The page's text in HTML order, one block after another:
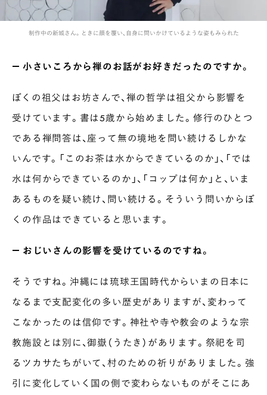
制作中の新城さん。ときに顔を覆い、自身に問いかけているような姿もみられた
― 小さいころから禅のお話がお好きだったのですか。
ぼくの祖父はお坊さんで、禅の哲学は祖父から影響を
受けています。書は5歳から始めました。修行のひとつ
である禅問答は、座って無の境地を問い続けるしかな
いんです。「このお茶は水からできているのか」、「では
水は何からできているのか」、「コップは何か」と、いま
あるものを疑い続け、問い続ける。そういう問いからぼ
くの作品はできていると思います。
― おじいさんの影響を受けているのですね。
そうですね。沖縄には琉球王国時代からいまの日本に
なるまで支配変化の多い歴史がありますが、変わって
こなかったのは信仰です。神社や寺や教会のような宗
教施設とは別に、御嶽（うたき）があります。祭祀を司
るツカサたちがいて、村のための祈りがありました。強
引に変化していく国の側で変わらないものがそこにあ